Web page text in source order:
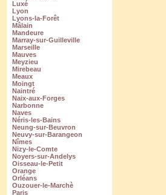
Luxé
Lyon
Lyons-la-Forêt
Mâlain
Mandeure
Marray-sur-Guilleville
Marseille
Mauves
Meyzieu
Mirebeau
Meaux
Moingt
Naintré
Naix-aux-Forges
Narbonne
Naves
Néris-les-Bains
Neung-sur-Beuvron
Neuvy-sur-Barangeon
Nîmes
Nizy-le-Comte
Noyers-sur-Andelys
Oisseau-le-Petit
Orange
Orléans
Ouzouer-le-Marchè
Paris